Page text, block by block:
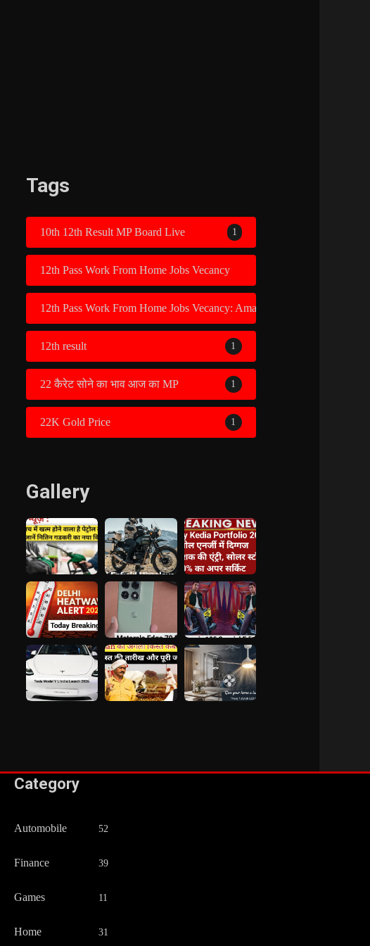
Tags
10th 12th Result MP Board Live 1
12th Pass Work From Home Jobs Vecancy
12th Pass Work From Home Jobs Vecancy: Amazon Recruitment 2026
12th result 1
22 कैरेट सोने का भाव आज का MP 1
22K Gold Price 1
Gallery
Category
Automobile 52
Finance 39
Games 11
Home 31